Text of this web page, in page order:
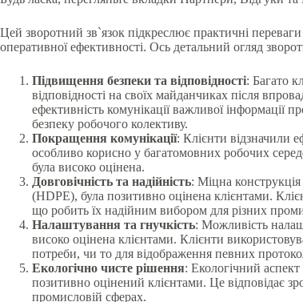
Цей зворотний зв`язок підкреслює практичні
оперативної ефективності. Ось детальний огляд
Підвищення безпеки та відповідності: Багато
відповідності на своїх майданчиках після
ефективність комунікації важливої інформації
безпеку робочого колективу.
Покращення комунікації: Клієнти відзначили
особливо корисно у багатомовних робочих
була високо оцінена.
Довговічність та надійність: Міцна
(HDPE), була позитивно оцінена клієнтами.
що робить їх надійним вибором для різних
Налаштування та гнучкість: Можливість
високо оцінена клієнтами. Клієнти
потреби, чи то для відображення певних
Екологічно чисте рішення: Екологічний
позитивно оцінений клієнтами. Це відповідає
промисловій сферах.